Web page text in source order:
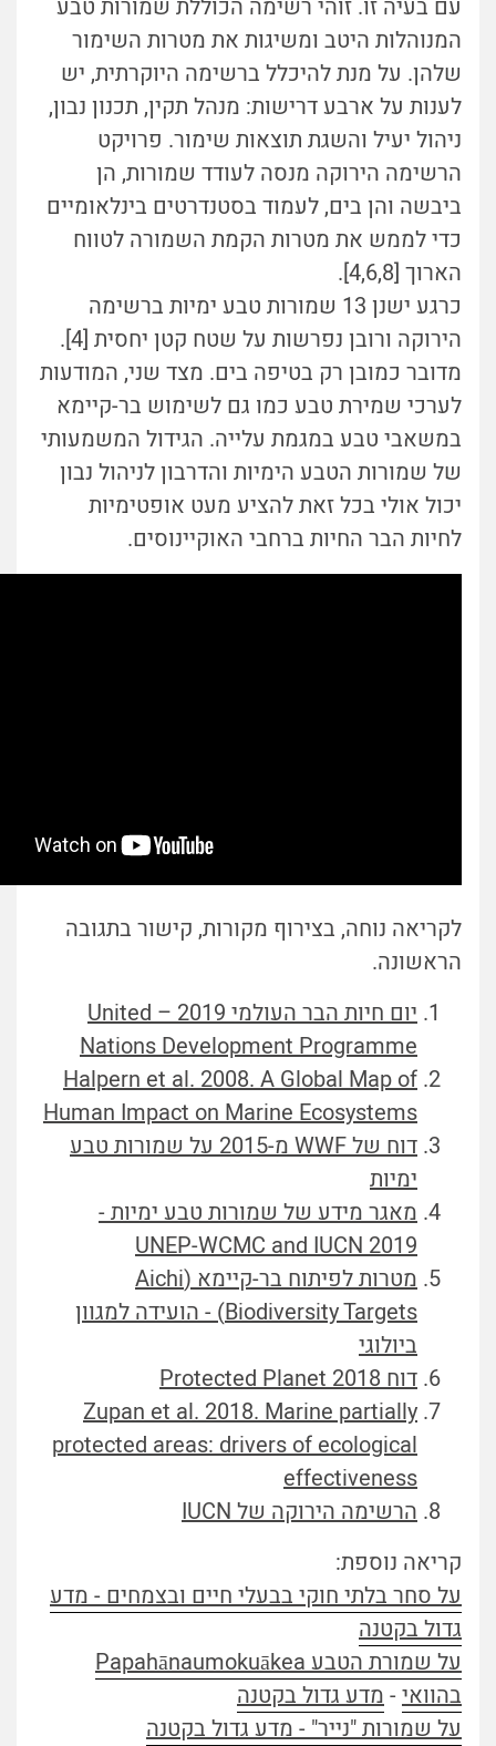
עם בעיה זו. זוהי רשימה הכוללת שמורות טבע
המנוהלות היטב ומשיגות את מטרות השימור
שלהן. על מנת להיכלל ברשימה היוקרתית, יש
לענות על ארבע דרישות: מנהל תקין, תכנון נבון,
ניהול יעיל והשגת תוצאות שימור. פרויקט
הרשימה הירוקה מנסה לעודד שמורות, הן
ביבשה והן בים, לעמוד בסטנדרטים בינלאומיים
כדי לממש את מטרות הקמת השמורה לטווח
הארוך [4,6,8].
כרגע ישנן 13 שמורות טבע ימיות ברשימה
הירוקה ורובן נפרשות על שטח קטן יחסית [4].
מדובר כמובן רק בטיפה בים. מצד שני, המודעות
לערכי שמירת טבע כמו גם לשימוש בר-קיימא
במשאבי טבע במגמת עלייה. הגידול המשמעותי
של שמורות הטבע הימיות והדרבון לניהול נבון
יכול אולי בכל זאת להציע מעט אופטימיות
לחיות הבר החיות ברחבי האוקיינוסים.
לקריאה נוחה, בצירוף מקורות, קישור בתגובה
הראשונה.
יום חיות הבר העולמי 2019 – United
Nations Development Programme
Halpern et al. 2008. A Global Map of
Human Impact on Marine Ecosystems
דוח של WWF מ-2015 על שמורות טבע
ימיות
מאגר מידע של שמורות טבע ימיות -
UNEP-WCMC and IUCN 2019
מטרות לפיתוח בר-קיימא (Aichi
Biodiversity Targets) - הועידה למגוון
ביולוגי
דוח Protected Planet 2018
Zupan et al. 2018. Marine partially
protected areas: drivers of ecological
effectiveness
הרשימה הירוקה של IUCN
קריאה נוספת:
על סחר בלתי חוקי בבעלי חיים ובצמחים - מדע
גדול בקטנה
על שמורת הטבע Papahānaumokuākea
בהוואי- מדע גדול בקטנה
על שמורות "נייר" - מדע גדול בקטנה